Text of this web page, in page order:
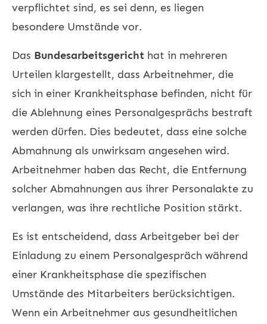
verpflichtet sind, es sei denn, es liegen
besondere Umstände vor.
Das Bundesarbeitsgericht hat in mehreren
Urteilen klargestellt, dass Arbeitnehmer, die
sich in einer Krankheitsphase befinden, nicht für
die Ablehnung eines Personalgesprächs bestraft
werden dürfen. Dies bedeutet, dass eine solche
Abmahnung als unwirksam angesehen wird.
Arbeitnehmer haben das Recht, die Entfernung
solcher Abmahnungen aus ihrer Personalakte zu
verlangen, was ihre rechtliche Position stärkt.
Es ist entscheidend, dass Arbeitgeber bei der
Einladung zu einem Personalgespräch während
einer Krankheitsphase die spezifischen
Umstände des Mitarbeiters berücksichtigen.
Wenn ein Arbeitnehmer aus gesundheitlichen